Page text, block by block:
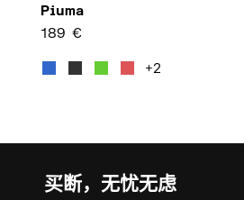
Piuma
189 €
+2
买断，无忧无虑